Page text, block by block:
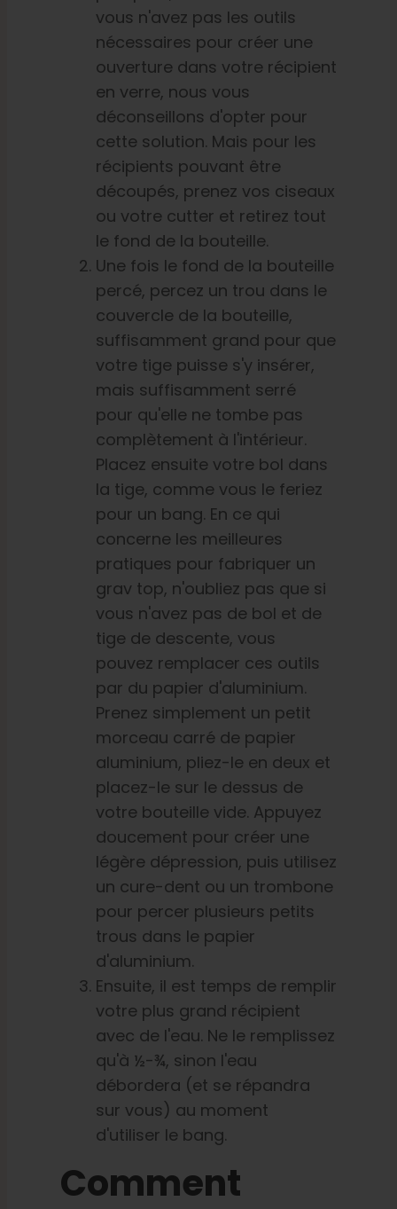
vous n'avez pas les outils
nécessaires pour créer une
ouverture dans votre récipient
en verre, nous vous
déconseillons d'opter pour
cette solution. Mais pour les
récipients pouvant être
découpés, prenez vos ciseaux
ou votre cutter et retirez tout
le fond de la bouteille.
Une fois le fond de la bouteille
percé, percez un trou dans le
couvercle de la bouteille,
suffisamment grand pour que
votre tige puisse s'y insérer,
mais suffisamment serré
pour qu'elle ne tombe pas
complètement à l'intérieur.
Placez ensuite votre bol dans
la tige, comme vous le feriez
pour un bang. En ce qui
concerne les meilleures
pratiques pour fabriquer un
grav top, n'oubliez pas que si
vous n'avez pas de bol et de
tige de descente, vous
pouvez remplacer ces outils
par du papier d'aluminium.
Prenez simplement un petit
morceau carré de papier
aluminium, pliez-le en deux et
placez-le sur le dessus de
votre bouteille vide. Appuyez
doucement pour créer une
légère dépression, puis utilisez
un cure-dent ou un trombone
pour percer plusieurs petits
trous dans le papier
d'aluminium.
Ensuite, il est temps de remplir
votre plus grand récipient
avec de l'eau. Ne le remplissez
qu'à ½-¾, sinon l'eau
débordera (et se répandra
sur vous) au moment
d'utiliser le bang.
Comment